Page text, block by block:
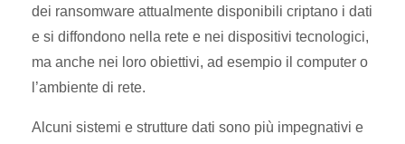
dei ransomware attualmente disponibili criptano i dati
e si diffondono nella rete e nei dispositivi tecnologici,
ma anche nei loro obiettivi, ad esempio il computer o
l’ambiente di rete.
Alcuni sistemi e strutture dati sono più impegnativi e